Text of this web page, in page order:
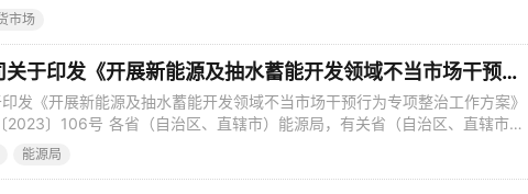
。现货市场运行后，抽水蓄能电站抽水电价、上网电价按现货市场价格及规则
市场
国家能源局综合司关于印发《开展新能源及抽水蓄能开发领域不当市场干预行为专项整治工作方案》的通知 国能综通新能〔2023〕106号
发《开展新能源及抽水蓄能开发领域不当市场干预行为专项整治工作方案》
2023〕106号 各省（自治区、直辖市）能源局，有关省（自治区、直辖市）
展改革委，各派出机构： 现将《开展新能源及抽水蓄能开发领域不当市场
能源局